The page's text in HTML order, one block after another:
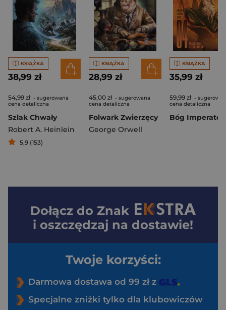
KSIĄŻKA
38,99 zł
54,99 zł - sugerowana
cena detaliczna
Szlak Chwały
Robert A. Heinlein
5,9 (153)
KSIĄŻKA
28,99 zł
45,00 zł - sugerowana
cena detaliczna
Folwark Zwierzęcy
George Orwell
KSIĄŻKA
35,99 zł
59,99 zł -
cena detaliczna
Dołącz do Znak
i oszczędzaj na dostawie!
Twoje korzyści:
Darmowa dostawa od 99 zł z
Specjalne zniżki tylko dla klubowiczów